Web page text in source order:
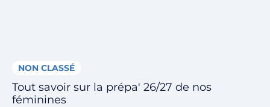
NON CLASSÉ
Tout savoir sur la prépa' 26/27 de nos
féminines